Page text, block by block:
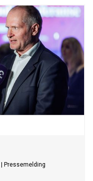
Pressemelding